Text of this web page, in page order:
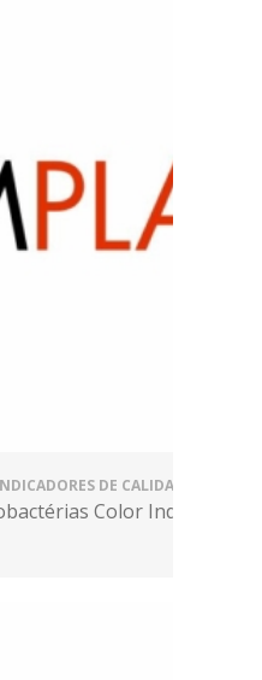
DE CALIDAD
Color Indicator